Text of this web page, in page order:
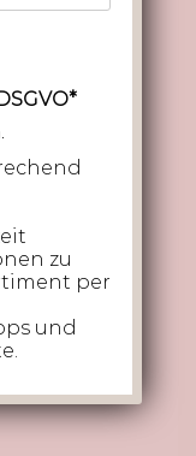
Ja klar!
zum
immer
ist. Die
bietet
Tutorial
zu
per
und